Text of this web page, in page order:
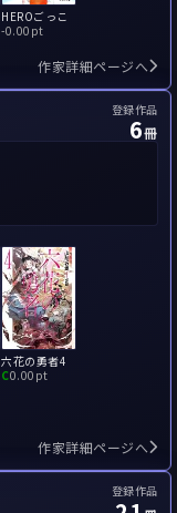
HEROごっこ
-0.00pt
作家詳細ページへ
登録作品
6冊
六花の勇者4
C0.00pt
作家詳細ページへ
登録作品